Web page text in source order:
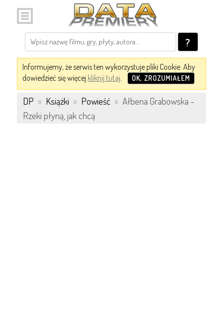
?
Informujemy, że serwis ten wykorzystuje pliki Cookie. Aby
dowiedzieć się więcej kliknij tutaj. OK, ZROZUMIAŁEM
DP » Książki » Powieść » Ałbena Grabowska -
Rzeki płyną, jak chcą